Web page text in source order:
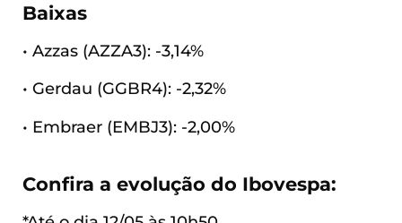
Baixas
• Azzas (AZZA3): -3,14%
• Gerdau (GGBR4): -2,32%
• Embraer (EMBJ3): -2,00%
Confira a evolução do Ibovespa: